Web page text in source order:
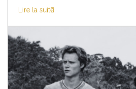
Lire la suite